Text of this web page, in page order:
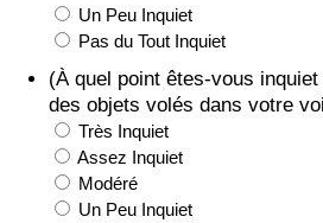
Un Peu Inquiet
Pas du Tout Inquiet
(À quel point êtes-vous
des objets volés dans votre
Très Inquiet
Assez Inquiet
Modéré
Un Peu Inquiet